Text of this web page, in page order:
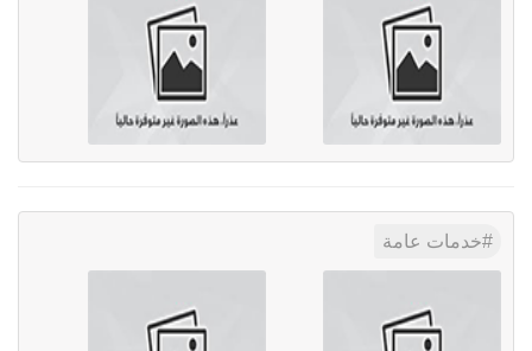
خدمات عامة